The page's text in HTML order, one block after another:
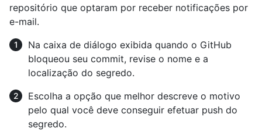
repositório que optaram por receber notificações por
e-mail.
Na caixa de diálogo exibida quando o GitHub
bloqueou seu commit, revise o nome e a
localização do segredo.
Escolha a opção que melhor descreve o motivo
pelo qual você deve conseguir efetuar push do
segredo.